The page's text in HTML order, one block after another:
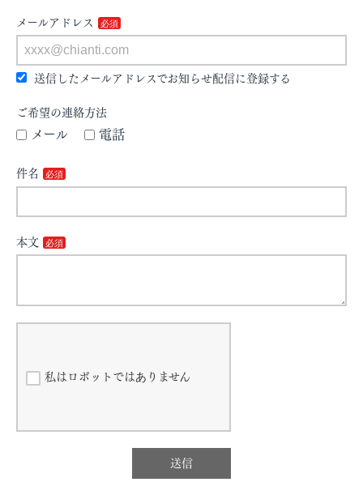
メールアドレス
送信したメールアドレスでお知らせ配信に登録する
ご希望の連絡方法
メール 電話
件名
本文
私はロボットではありません
送信